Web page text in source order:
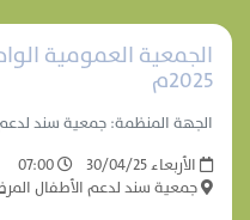
الجمعية العمومية
2025م
الجهة المنظمة: جمعية سند
الأربعاء 30/04/25
07:00
جمعية سند لدعم الأطفال